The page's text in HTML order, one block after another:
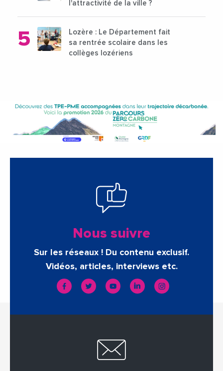
l'attractivité de la ville ?
Lozère : Le Département fait
sa rentrée scolaire dans les
collèges lozériens
Nous suivre
Sur les réseaux ! Du contenu exclusif.
Vidéos, articles, interviews etc.